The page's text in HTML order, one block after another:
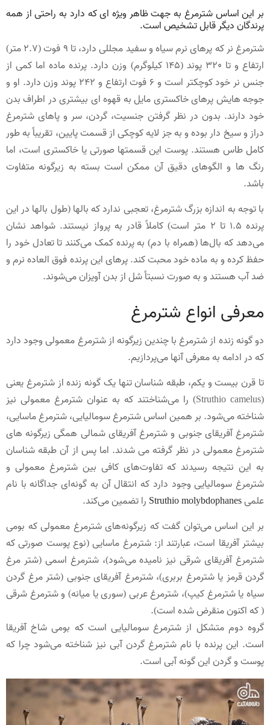
بر این اساس شترمرغ به جهت ظاهر ویژه ای که دارد به راحتی از همه
پرندگان دیگر قابل تشخیص است.
شترمرغ نر که پرهای نرم سیاه و سفید مجللی دارد، تا 9 فوت (2.7 متر)
ارتفاع و تا 320 پوند (145 کیلوگرم) وزن دارد. پرنده ماده اما کمی از
جنس نر خود کوچکتر است و 6 فوت ارتفاع و 242 پوند وزن دارد. او و
جوجه هایش پرهای خاکستری مایل به قهوه ای بیشتری در اطراف بدن
خود دارند. بدون در نظر گرفتن جنسیت، گردن، سر و پاهای شترمرغ
دراز و سیخ دار بوده و به جز لایه کوچکی از قسمت پایین، تقریباً به طور
کامل طاس هستند. پوست این قسمتها صورتی یا خاکستری است، اما
رنگ ها و الگوهای دقیق آن ممکن است بسته به زیرگونه متفاوت
باشد.
با توجه به اندازه بزرگ شترمرغ، تعجبی ندارد که بالها (طول بالها در این
پرنده 1.5 تا 2 متر است) کاملاً قادر به پرواز نیستند. شواهد نشان
می‌دهد که بال‌ها (همراه با دم) به پرنده کمک می‌کنند تا تعادل خود را
حفظ کرده و به ماده‌ خود محبت کند. پرهای این پرنده فوق ‌العاده نرم و
ضد آب هستند و به صورت نسبتاً شل از بدن آویزان می‌شوند.
معرفی انواع شترمرغ
دو گونه زنده از شترمرغ با چندین زیرگونه از شترمرغ معمولی وجود دارد
که در ادامه به معرفی آنها می‌پردازیم.
تا قرن بیست و یکم، طبقه‌ شناسان تنها یک گونه زنده از شترمرغ یعنی
(Struthio camelus) را می‌شناختند که به عنوان شترمرغ معمولی نیز
شناخته می‌شود. بر همین اساس شترمرغ سومالیایی، شترمرغ ماسایی،
شترمرغ آفریقای جنوبی و شترمرغ آفریقای شمالی همگی زیرگونه های
شترمرغ معمولی در نظر گرفته می شدند. اما پس از آن طبقه‌ شناسان
به این نتیجه رسیدند که تفاوت‌های کافی بین شترمرغ معمولی و
شترمرغ سومالیایی وجود دارد که انتقال آن به گونه‌ای جداگانه با نام
علمیStruthio molybdophanes را تضمین می‌کند.
بر این اساس می‌توان گفت که زیرگونه‌های شترمرغ معمولی که بومی
بیشتر آفریقا است، عبارتند از: شترمرغ ماسایی (نوع پوست صورتی که
شترمرغ آفریقای شرقی نیز نامیده می‌شود)، شترمرغ اسمی (شتر مرغ
گردن قرمز یا شترمرغ بربری)، شترمرغ آفریقای جنوبی (شتر مرغ گردن
سیاه یا شترمرغ کیپ)، شترمرغ عربی (سوری یا میانه) و شترمرغ شرقی
( که اکنون منقرض شده است).
گروه دوم متشکل از شترمرغ سومالیایی است که بومی شاخ آفریقا
است. این پرنده با نام شترمرغ گردن آبی نیز شناخته می‌شود چرا که
پوست و گردن این گونه آبی است.